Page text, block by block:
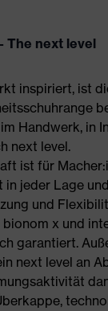
The next level
inspiriert, ist
Handwerk, in
next level.
ist für
in jeder Lage
und
bionom x und
garantiert.
next level an